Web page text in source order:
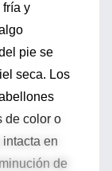
fría y
pie se
seca. Los
de color o
en
de